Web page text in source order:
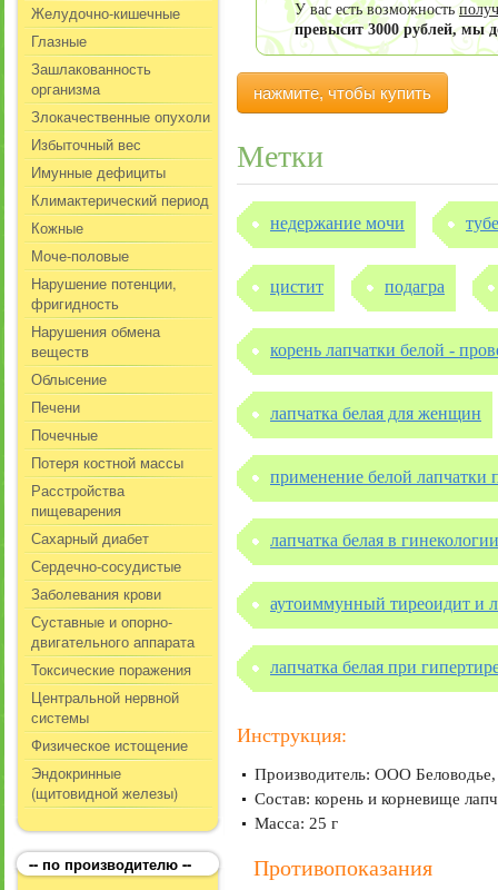
Желудочно-кишечные
Глазные
Зашлакованность
организма
Злокачественные опухоли
Избыточный вес
Имунные дефициты
Климактерический период
Кожные
Моче-половые
Нарушение потенции,
фригидность
Нарушения обмена
веществ
Облысение
Печени
Почечные
Потеря костной массы
Расстройства
пищеварения
Сахарный диабет
Сердечно-сосудистые
Заболевания крови
Суставные и опорно-
двигательного аппарата
Токсические поражения
Центральной нервной
системы
Физическое истощение
Эндокринные
(щитовидной железы)
-- по производителю --
У вас есть возможность
превысит 3000 рублей, мы
нажмите, чтобы купить
Метки
недержание мочи
цистит подагра
корень лапчатки белой -
лапчатка белая для женщин
применение белой лапчатки
лапчатка белая в гинекологии
аутоиммунный тиреоидит и
лапчатка белая при
Инструкция:
Производитель: ООО
Состав: корень и корневище
Масса: 25 г
Противопоказания